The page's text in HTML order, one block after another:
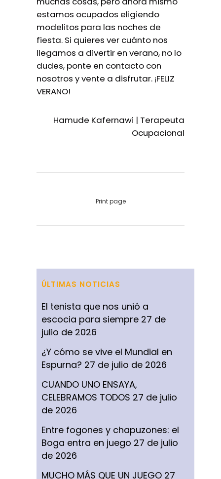
estamos ocupados eligiendo
modelitos para las noches de
fiesta. Si quieres ver cuánto nos
llegamos a divertir en verano, no lo
dudes, ponte en contacto con
nosotros y vente a disfrutar. ¡FELIZ
VERANO!
Hamude Kafernawi | Terapeuta
Ocupacional
Print page
ÚLTIMAS NOTICIAS
El tenista que nos unió a
escocia para siempre 27 de
julio de 2026
¿Y cómo se vive el Mundial en
Espurna? 27 de julio de 2026
CUANDO UNO ENSAYA,
CELEBRAMOS TODOS 27 de julio
de 2026
Entre fogones y chapuzones: el
Boga entra en juego 27 de julio
de 2026
MUCHO MÁS QUE UN JUEGO 27